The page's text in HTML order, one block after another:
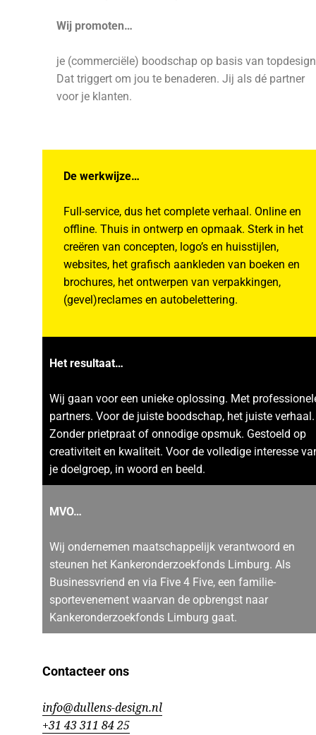
Wij promoten…
je (commerciële) boodschap op basis van
Dat triggert om jou te benaderen. Jij als dé partner
voor je klanten.
De werkwijze…
Full-service, dus het complete verhaal. Online en
offline. Thuis in ontwerp en opmaak. Sterk in het
creëren van concepten, logo’s en huisstijlen,
websites, het grafisch aankleden van boeken en
brochures, het ontwerpen van verpakkingen,
(gevel)reclames en autobelettering.
Het resultaat…
Wij gaan voor een unieke oplossing. Met
partners. Voor de juiste boodschap, het juiste verhaal.
Zonder prietpraat of onnodige opsmuk. Gestoeld op
creativiteit en kwaliteit. Voor de volledige interesse
je doelgroep, in woord en beeld.
MVO…
Wij ondernemen maatschappelijk verantwoord en
steunen het Kankeronderzoekfonds Limburg. Als
Businessvriend en via Five 4 Five, een familie-
sportevenement waarvan de opbrengst naar
Kankeronderzoekfonds Limburg gaat.
Contacteer ons
info@dullens-design.nl
+31 43 311 84 25